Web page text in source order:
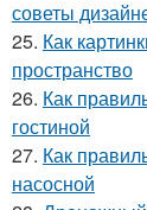
советы
25. Как
пространство
26. Как
гостиной
27. Как
насосной